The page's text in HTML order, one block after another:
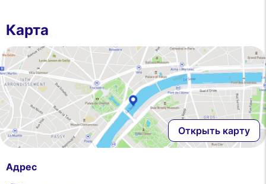
Карта
Открыть карту
Адрес